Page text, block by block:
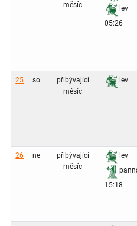
měsíc
lev
05:26
25 so
přibývající
měsíc
lev
26 ne
přibývající
měsíc
lev
15:18